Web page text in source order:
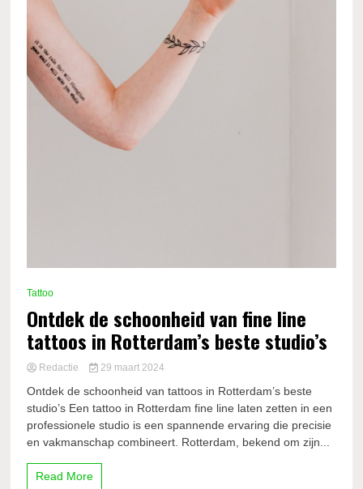
Tattoo
Ontdek de schoonheid van fine line
tattoos in Rotterdam’s beste studio’s
Redactie 29 maart 2024
Ontdek de schoonheid van tattoos in Rotterdam’s beste
studio’s Een tattoo in Rotterdam fine line laten zetten in een
professionele studio is een spannende ervaring die precisie
en vakmanschap combineert. Rotterdam, bekend om zijn...
Read More